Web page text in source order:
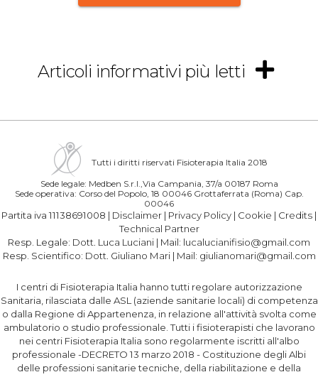
Articoli informativi più letti
Tutti i diritti riservati Fisioterapia Italia 2018
Sede legale: Medben S.r.l.,Via Campania, 37/a 00187 Roma
Sede operativa: Corso del Popolo, 18 00046 Grottaferrata (Roma) Cap.
00046
Partita iva 11138691008 | Disclaimer | Privacy Policy | Cookie | Credits |
Technical Partner
Resp. Legale: Dott. Luca Luciani | Mail: lucalucianifisio@gmail.com
Resp. Scientifico: Dott. Giuliano Mari| Mail: giulianomari@gmail.com
I centri di Fisioterapia Italia hanno tutti regolare autorizzazione
Sanitaria, rilasciata dalle ASL (aziende sanitarie locali) di competenza
o dalla Regione di Appartenenza, in relazione all'attività svolta come
ambulatorio o studio professionale. Tutti i fisioterapisti che lavorano
nei centri Fisioterapia Italia sono regolarmente iscritti all'albo
professionale -DECRETO 13 marzo 2018 - Costituzione degli Albi
delle professioni sanitarie tecniche, della riabilitazione e della